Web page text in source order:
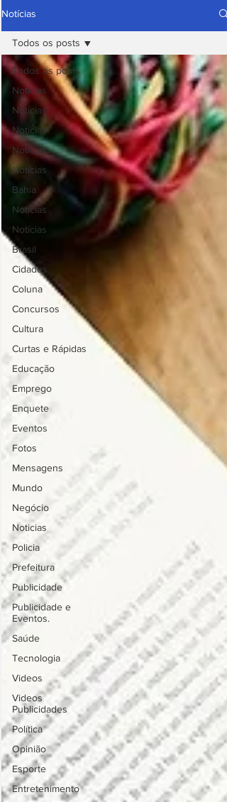
Notícias
Todos os posts
Notícias
Notícias
Notícias
Notícias
Notícias
Bahia
Notícias
Notícias
Brasil
Cidades
Coluna
Concursos
Cultura
Curtas e Rápidas
Educação
Emprego
Enquete
Eventos
Fotos
Mensagens
Mundo
Negócio
Noticias
Policia
Prefeitura
Publicidade
Publicidade e
Eventos.
Saúde
Tecnologia
Videos
Videos
Publicidades
Política
Opinião
Esporte
Entretenimento
Todos os posts